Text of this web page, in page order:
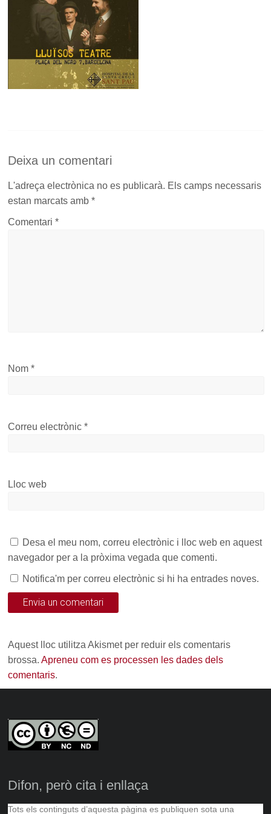
Deixa un comentari
L'adreça electrònica no es publicarà. Els camps necessaris
estan marcats amb*
Comentari*
Nom*
Correu electrònic*
Lloc web
Desa el meu nom, correu electrònic i lloc web en aquest
navegador per a la pròxima vegada que comenti.
Notifica'm per correu electrònic si hi ha entrades noves.
Aquest lloc utilitza Akismet per reduir els comentaris
brossa.Apreneu com es processen les dades dels
comentaris.
Difon, però cita i enllaça
Tots els continguts d’aquesta pàgina es publiquen sota una